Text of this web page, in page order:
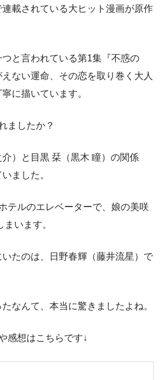
載されている大ヒット漫画が原作
と言われている第1集『不惑の
ない運命、その恋を取り巻く大人
に描いています。
ましたか？
）と目黒 栞（黒木 瞳）の関係
ました。
テルのエレベーターで、娘の美咲
まいます。
たのは、日野春輝（藤井流星）で
なんて、本当に驚きましたよね。
感想はこちらです↓